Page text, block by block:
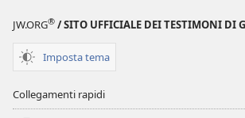
JW.ORG® / SITO UFFICIALE DEI TESTIMONI DI
Imposta tema
Collegamenti rapidi